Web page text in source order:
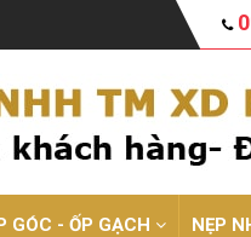
GÓC - ỐP GẠCH NẸP